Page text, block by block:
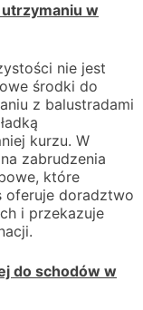
w
nie jest
środki do
z balustradami
kurzu. W
zabrudzenia
które
oferuje doradztwo
i przekazuje
do schodów w